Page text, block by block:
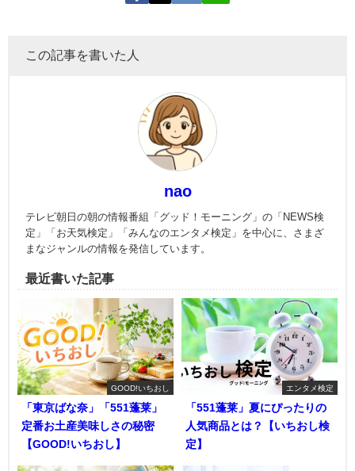
この記事を書いた人
nao
テレビ朝日の朝の情報番組「グッド！モーニング」の「NEWS検
定」「お天気検定」「みんなのエンタメ検定」を中心に、さまざ
まなジャンルの情報を発信しています。
最近書いた記事
GOOD!いちおし
「東京ばな奈」「551蓬莱」
定番お土産美味しさの秘密
【GOOD!いちおし】
エンタメ検定
「551蓬莱」夏にぴったりの
人気商品とは？【いちおし検
定】